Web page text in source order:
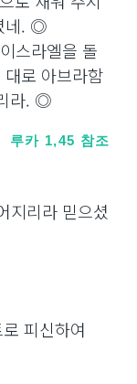
네. ◎
스라엘을 돌
로 아브라함
라. ◎
루카 1,45 참조
지리라 믿으셨
피신하여